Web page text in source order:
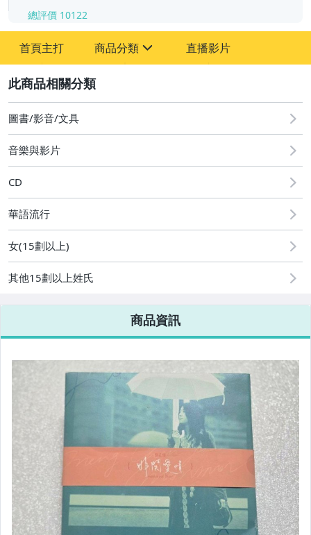
總評價 10122
首頁主打 商品分類
其它
直播影片
圖書/影音/文具
音樂與影片
CD
華語流行
女(15劃以上)
其他15劃以上姓氏
商品資訊